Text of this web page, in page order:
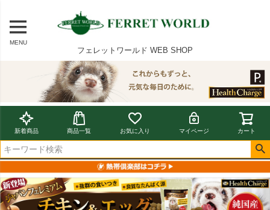
MENU
フェレットワールド WEB SHOP
新着商品 商品一覧 お気に入り マイページ カート